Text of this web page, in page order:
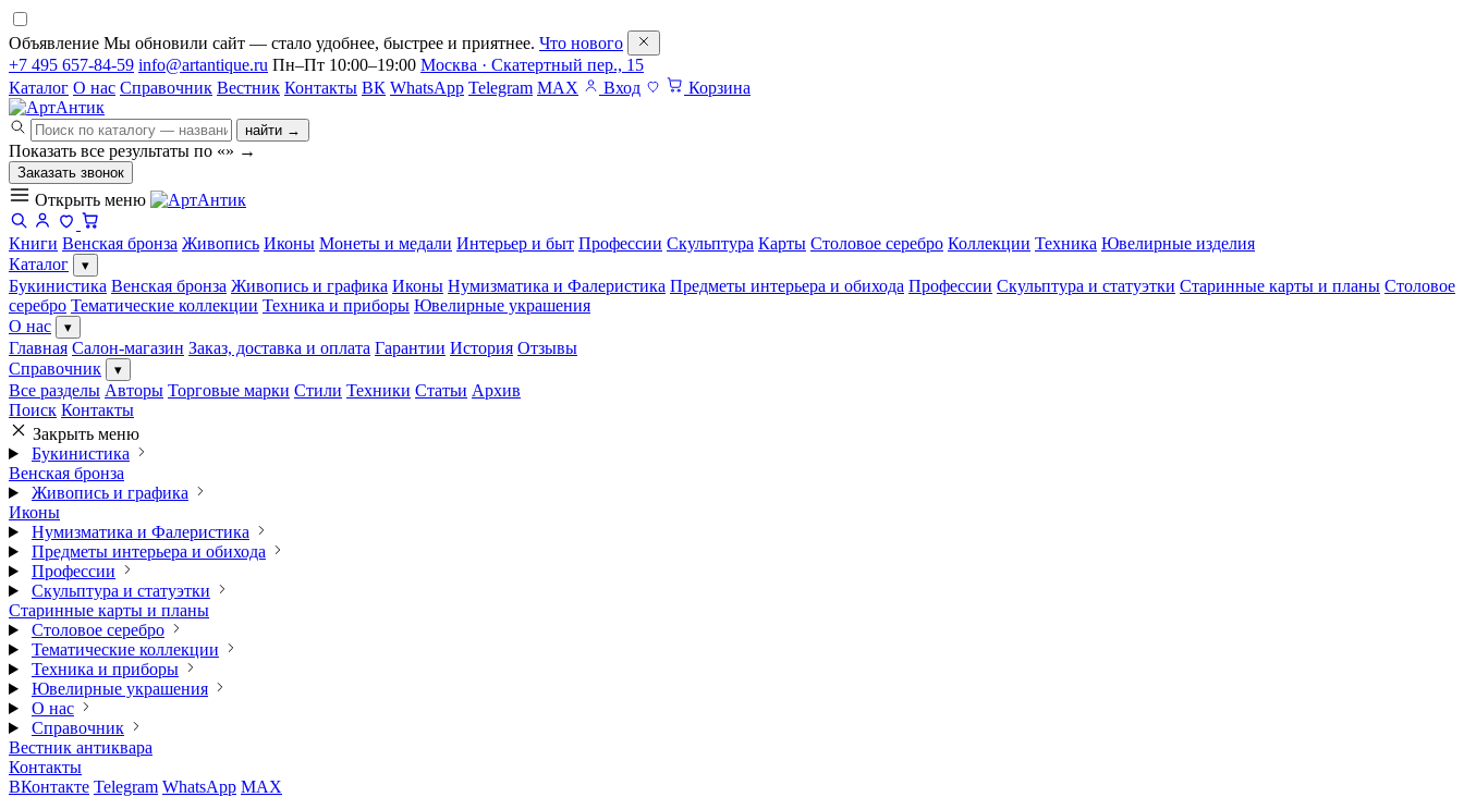
Объявление Мы обновили сайт — стало удобнее, быстрее и приятнее. Что нового
+7 495 657-84-59 info@artantique.ru Пн–Пт 10:00–19:00 Москва · Скатертный пер., 15
Каталог О нас Справочник Вестник Контакты ВК WhatsApp Telegram MAX Вход Корзина
найти →
Показать все результаты по «» →
Заказать звонок
Открыть меню
Книги Венская бронза Живопись Иконы Монеты и медали Интерьер и быт Профессии Скульптура Карты Столовое серебро Коллекции Техника Ювелирные изделия
Каталог
▾
Букинистика Венская бронза Живопись и графика Иконы Нумизматика и Фалеристика Предметы интерьера и обихода Профессии Скульптура и статуэтки Старинные карты и планы Столовое
серебро Тематические коллекции Техника и приборы Ювелирные украшения
О нас
▾
Главная Салон-магазин Заказ, доставка и оплата Гарантии История Отзывы
Справочник
▾
Все разделы Авторы Торговые марки Стили Техники Статьи Архив
Поиск Контакты
Закрыть меню
Букинистика
Венская бронза
Живопись и графика
Иконы
Нумизматика и Фалеристика
Предметы интерьера и обихода
Профессии
Скульптура и статуэтки
Старинные карты и планы
Столовое серебро
Тематические коллекции
Техника и приборы
Ювелирные украшения
О нас
Справочник
Вестник антиквара
Контакты
ВКонтакте Telegram WhatsApp MAX